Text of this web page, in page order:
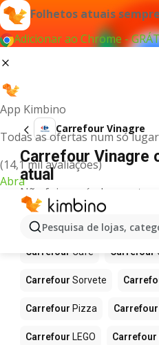
Folhetos atuais
Adicionar ao Chrome -
App Kimbino
Todas as ofertas num só lugar
(14,1 mil avaliações)
Abra
Pesquisa de lojas,
Carrefour Vinagre
Carrefour Vinagre
atual
Não foi possível encontrar
para este termo.
Mais produtos em
Carrefour Café Carrefour
Carrefour Sorvete
Carrefour Pizza Carrefour
Carrefour LEGO Carrefour